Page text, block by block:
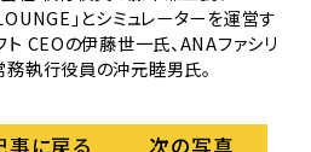
」とシミュレーターを運営す
CEOの伊藤世一氏、ANAファシリ
執行役員の沖元睦男氏。
事に戻る 次の写真